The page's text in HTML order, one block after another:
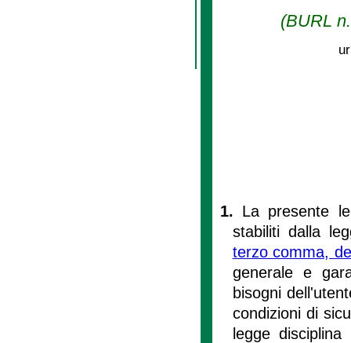
(BURL
1. La presente
stabiliti dalla
terzo comma,
generale e
bisogni
condizioni di
legge